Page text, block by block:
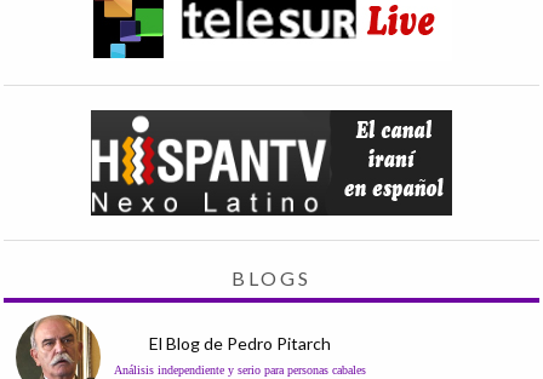
BLOGS
El Blog de Pedro Pitarch
Análisis independiente y serio para personas cabales